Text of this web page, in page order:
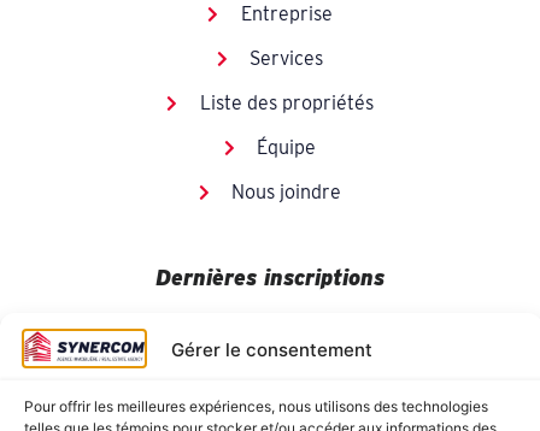
Gérer le consentement
Pour offrir les meilleures expériences, nous utilisons des technologies
Entreprise
Services
Liste des propriétés
Équipe
Nous joindre
Dernières inscriptions